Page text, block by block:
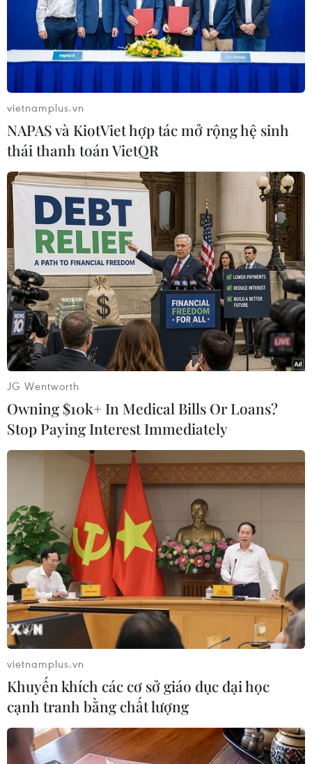
Chủ tịch nước Nguyễn Xuân Phúc dâng hương, dâng hoa
tưởng nhớ 10 nữ Anh hùng liệt sỹ thanh niên xung phong tại
Ngã ba Đồng Lộc. (Ảnh: Thống Nhất/TTXVN)
Chủ tịch nước Nguyễn Xuân Phúc và các đại biểu tại Nhà bia
tưởng niệm các liệt sỹ thanh niên xung phong toàn quốc. (Ảnh:
Thống Nhất/TTXVN)
Chủ tịch nước Nguyễn Xuân Phúc tại Nhà bia tưởng niệm các
liệt sỹ thanh niên xung phong toàn quốc. (Ảnh: Thống
Nhất/TTXVN)
vietnamplus.vn
NAPAS và KiotViet hợp tác mở rộng hệ sinh
thái thanh toán VietQR
JG Wentworth
Owning $10k+ In Medical Bills Or Loans?
Stop Paying Interest Immediately
vietnamplus.vn
Khuyến khích các cơ sở giáo dục đại học
cạnh tranh bằng chất lượng